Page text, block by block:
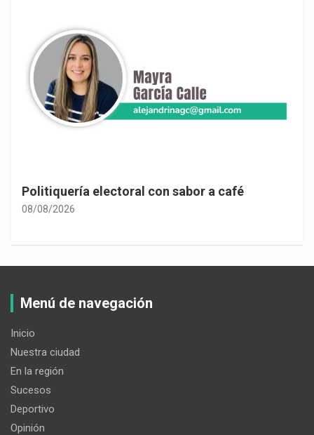
Politiquería electoral con sabor a café
08/08/2026
Menú de navegación
Inicio
Nuestra ciudad
En la región
Sucesos
Deportivo
Opinión